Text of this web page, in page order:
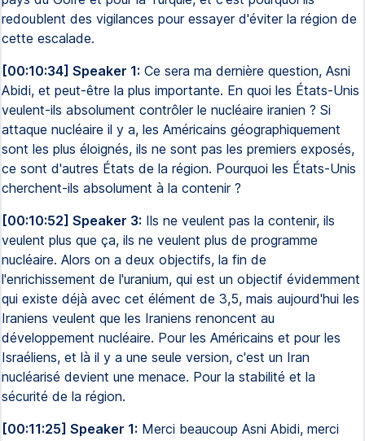
redoublent des vigilances pour essayer d'éviter la région de
cette escalade.
[00:10:34] Speaker 1: Ce sera ma dernière question, Asni
Abidi, et peut-être la plus importante. En quoi les États-Unis
veulent-ils absolument contrôler le nucléaire iranien ? Si
attaque nucléaire il y a, les Américains géographiquement
sont les plus éloignés, ils ne sont pas les premiers exposés,
ce sont d'autres États de la région. Pourquoi les États-Unis
cherchent-ils absolument à la contenir ?
[00:10:52] Speaker 3: Ils ne veulent pas la contenir, ils
veulent plus que ça, ils ne veulent plus de programme
nucléaire. Alors on a deux objectifs, la fin de
l'enrichissement de l'uranium, qui est un objectif évidemment
qui existe déjà avec cet élément de 3,5, mais aujourd'hui les
Iraniens veulent que les Iraniens renoncent au
développement nucléaire. Pour les Américains et pour les
Israéliens, et là il y a une seule version, c'est un Iran
nucléarisé devient une menace. Pour la stabilité et la
sécurité de la région.
[00:11:25] Speaker 1: Merci beaucoup Asni Abidi, merci